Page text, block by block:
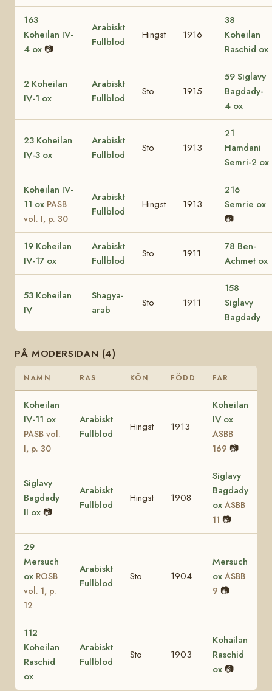
163
Koheilan IV-
4 ox 📷
Arabiskt
Fullblod
Hingst 1916
38
Koheilan
Raschid ox
2 Koheilan
IV-1 ox
Arabiskt
Fullblod
Sto 1915
59 Siglavy
Bagdady-
4 ox
23 Koheilan
IV-3 ox
Arabiskt
Fullblod
Sto 1913
21
Hamdani
Semri-2 ox
Koheilan IV-
11 ox PASB
vol. I, p. 30
Arabiskt
Fullblod
Hingst 1913
216
Semrie ox
📷
19 Koheilan
IV-17 ox
Arabiskt
Fullblod
Sto 1911
78 Ben-
Achmet ox
53 Koheilan
IV
Shagya-
arab
Sto 1911
158
Siglavy
Bagdady
PÅ MODERSIDAN (4)
NAMN RAS KÖN FÖDD FAR
Koheilan
IV-11 ox
PASB vol.
I, p. 30
Arabiskt
Fullblod
Hingst 1913
Koheilan
IV ox
ASBB
169 📷
Siglavy
Bagdady
II ox 📷
Arabiskt
Fullblod
Hingst 1908
Siglavy
Bagdady
ox ASBB
11 📷
29
Mersuch
ox ROSB
vol. 1, p.
12
Arabiskt
Fullblod
Sto 1904
Mersuch
ox ASBB
9 📷
112
Koheilan
Raschid
ox
Arabiskt
Fullblod
Sto 1903
Kohailan
Raschid
ox 📷